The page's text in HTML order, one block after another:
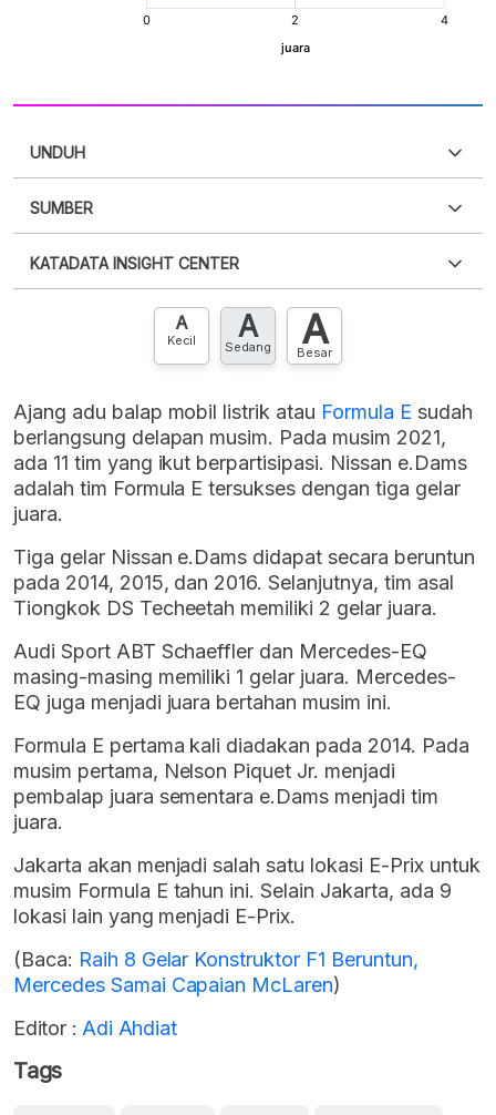
UNDUH
XLS
SUMBER
punya akun?Silakan Daftar sekarang
KATADATA INSIGHT CENTER
Hubungi sekarang »
A
Kecil A
Sedang A
Besar
Ajang adu balap mobil listrik atau Formula E sudah
berlangsung delapan musim. Pada musim 2021,
ada 11 tim yang ikut berpartisipasi. Nissan e.Dams
adalah tim Formula E tersukses dengan tiga gelar
juara.
Tiga gelar Nissan e.Dams didapat secara beruntun
pada 2014, 2015, dan 2016. Selanjutnya, tim asal
Tiongkok DS Techeetah memiliki 2 gelar juara.
Audi Sport ABT Schaeffler dan Mercedes-EQ
masing-masing memiliki 1 gelar juara. Mercedes-
EQ juga menjadi juara bertahan musim ini.
Formula E pertama kali diadakan pada 2014. Pada
musim pertama, Nelson Piquet Jr. menjadi
pembalap juara sementara e.Dams menjadi tim
juara.
Jakarta akan menjadi salah satu lokasi E-Prix untuk
musim Formula E tahun ini. Selain Jakarta, ada 9
lokasi lain yang menjadi E-Prix.
(Baca: Raih 8 Gelar Konstruktor F1 Beruntun,
Mercedes Samai Capaian McLaren)
Editor : Adi Ahdiat
Tags